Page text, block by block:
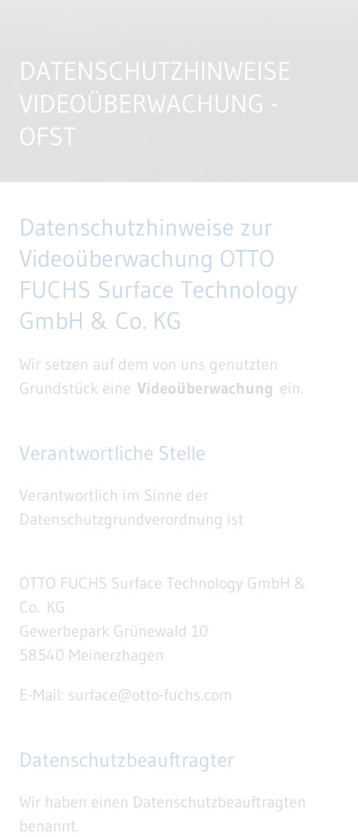
DATENSCHUTZHINWEISE
VIDEOÜBERWACHUNG -
OFST
Datenschutzhinweise zur
Videoüberwachung OTTO
FUCHS Surface Technology
GmbH & Co. KG
Wir setzen auf dem von uns genutzten
Grundstück eine Videoüberwachung ein.
Verantwortliche Stelle
Verantwortlich im Sinne der
Datenschutzgrundverordnung ist
OTTO FUCHS Surface Technology GmbH &
Co. KG
Gewerbepark Grünewald 10
58540 Meinerzhagen
E-Mail: surface@otto-fuchs.com
Datenschutzbeauftragter
Wir haben einen Datenschutzbeauftragten
benannt.